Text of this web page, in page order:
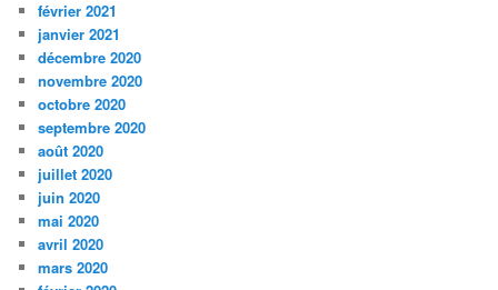
février 2021
janvier 2021
décembre 2020
novembre 2020
octobre 2020
septembre 2020
août 2020
juillet 2020
juin 2020
mai 2020
avril 2020
mars 2020